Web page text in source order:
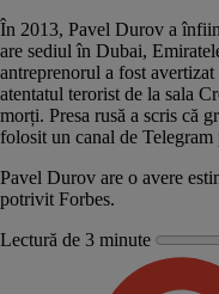
În 2013, Pavel Durov a
are sediul în Dubai,
antreprenorul a fost avertizat
atentatul terorist de la sala
morți. Presa rusă a scris că
folosit un canal de
Pavel Durov are o avere
potrivit Forbes.
Lectură de 3 minute